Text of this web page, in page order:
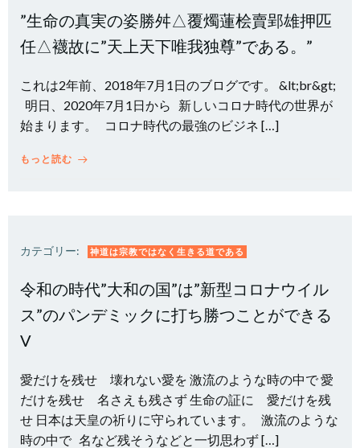
”生命の真実の姿勝舛△覆燭蓮桧賣郢雄押匹
任△襪故に”天上天下唯我独尊”である。”
これは2年前、2018年7月1日のブログです。 &lt;br&gt;
明日、2020年7月1日から 新しいコロナ時代の世界が
始まります。 コロナ時代の最強のビジネ […]
もっと読む
カテゴリー: 神道は宗教ではなく生きる道である
令和の時代”大和の国”は”新型コロナウイル
ス”のパンデミックに打ち勝つことができる
V
愛だけを残せ 壊れない愛を 激流のような時の中で 愛
だけを残せ 名さえも残さず 生命の証に 愛だけを残
せ 日本は天皇の祈りに守られています。 激流のような
時の中で 名など残そうなどと一切思わず […]